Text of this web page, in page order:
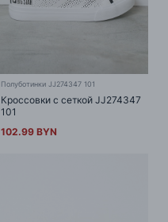
Полуботинки JJ274347 101
Кроссовки с сеткой JJ274347
101
102.99 BYN